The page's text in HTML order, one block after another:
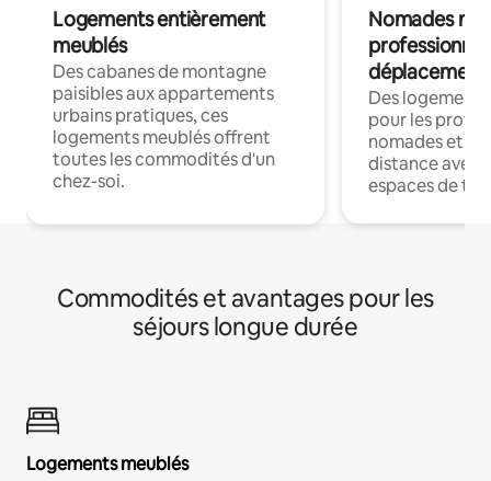
Logements entièrement
meublés
Des cabanes de montagne
paisibles aux appartements
urbains pratiques, ces
logements meublés offrent
toutes les commodités d'un
chez-soi.
Nomades
déplacement
Des
pour les
nomades et
distance avec
espaces de
Commodités et avantages pour les
séjours longue durée
Logements meublés